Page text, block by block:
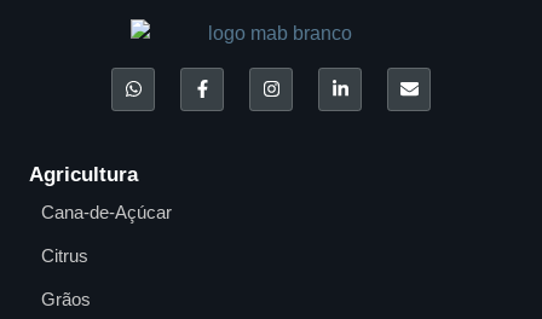
Agricultura
Cana-de-Açúcar
Citrus
Grãos